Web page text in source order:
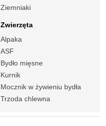
Ziemniaki
Zwierzęta
Alpaka
ASF
Bydło mięsne
Kurnik
Mocznik w żywieniu bydła
Trzoda chlewna